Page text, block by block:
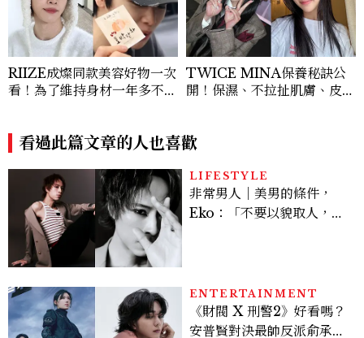
RIIZE成燦同款美容好物一次
看！為了維持身材一年多不吃
TWICE MINA保養秘訣公
開！保濕、不拉扯肌膚、皮拉
看過此篇文章的人也喜歡
LIFESTYLE
非常男人｜美男的條件，
Eko：「不要以貌取人，內
ENTERTAINMENT
《財閥 X 刑警2》好看嗎？
安普賢對決最帥反派俞承